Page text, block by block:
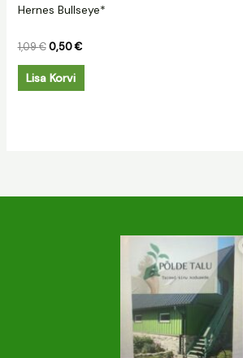
Hernes Bullseye*
1,09€ 0,50€
Lisa Korvi